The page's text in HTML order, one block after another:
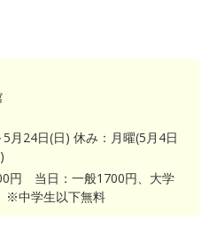
月24日(日) 休み：月曜(5月4日
円 当日：一般1700円、大学
中学生以下無料